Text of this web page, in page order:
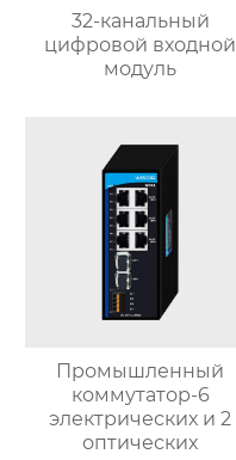
32-канальный
цифровой входной
модуль
Промышленный
коммутатор-6
электрических и 2
оптических